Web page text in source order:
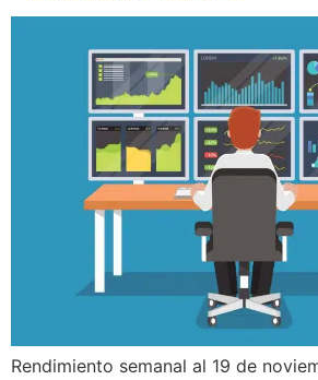
Rendimiento semanal al 19 de